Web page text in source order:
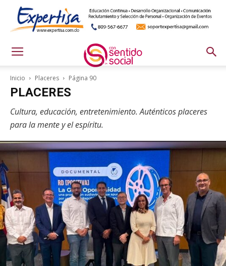
Inicio Placeres Página 90
PLACERES
Cultura, educación, entretenimiento. Auténticos placeres
para la mente y el espíritu.